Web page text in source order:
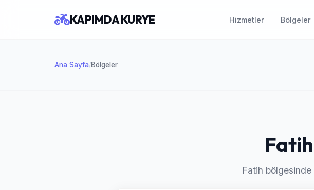
Ana Sayfa/Bölgeler
KAPIMDA KURYE Hizmetler Bölgeler
Fatih bölgesinde